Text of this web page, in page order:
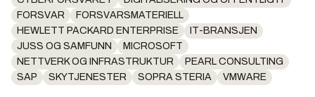
FORSVAR
FORSVARSMATERIELL
HEWLETT PACKARD ENTERPRISE
IT-BRANSJEN
JUSS OG SAMFUNN
MICROSOFT
NETTVERK OG INFRASTRUKTUR
PEARL CONSULTING
SAP
SKYTJENESTER SOPRA STERIA VMWARE